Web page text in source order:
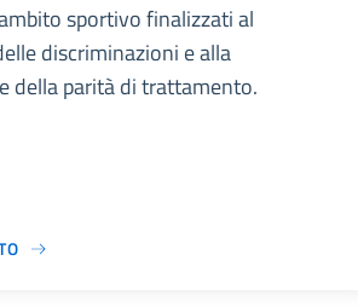
sportivo finalizzati al
discriminazioni e alla
della parità di trattamento.